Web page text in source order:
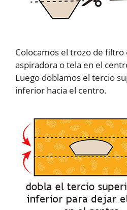
Colocamos el trozo de filtro
aspiradora o tela en el
Luego doblamos el tercio
inferior hacia el centro.